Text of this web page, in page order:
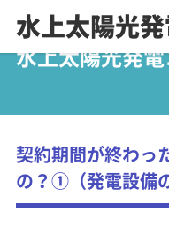
水上太陽光発
水上太陽光発
契約期間が終わっ
の？①（発電設備